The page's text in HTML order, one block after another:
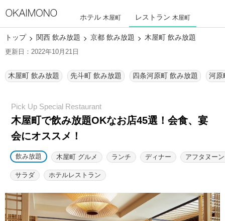
ホテル 木屋町 レストラン 木屋町
トップ 関西 飲み放題 京都 飲み放題 木屋町 飲み放題
更新日：2022年10月21日
木屋町 飲み放題 先斗町 飲み放題 四条河原町 飲み放題 河原
木屋町で飲み放題OKなお店45選！会食、宴
会にオススメ！
飲み放題 木屋町 グルメ ランチ ディナー アフタヌー
サラダ ホテルレストラン